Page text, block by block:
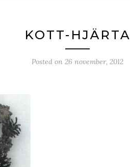
KOTT-HJÄRTA
Posted on 26 november, 2012